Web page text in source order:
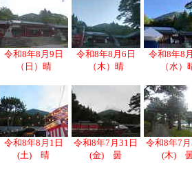
令和8年8月9日
（日）晴
令和8年8月6日
（木）晴
令和8年8
（水）
令和8年8月1日
(土) 晴
令和8年7月31日
(金) 曇
令和8年7
(木)